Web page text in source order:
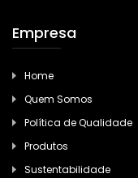
Empresa
Home
Quem Somos
Política de Qualidade
Produtos
Sustentabilidade